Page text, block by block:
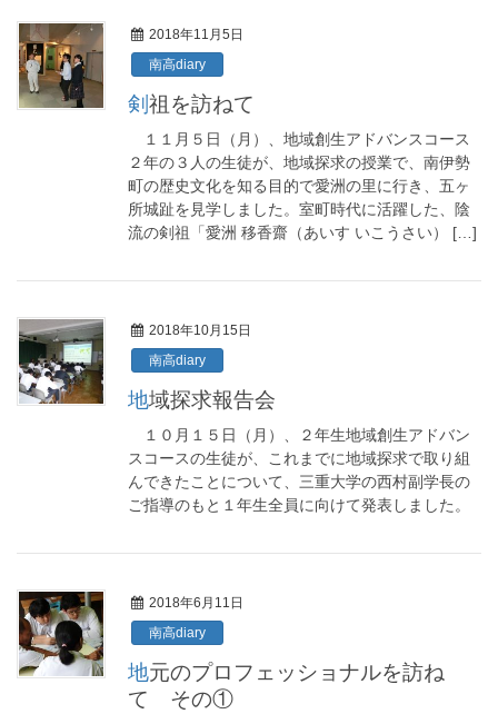
2018年11月5日
南高diary
剣祖を訪ねて
１１月５日（月）、地域創生アドバンスコース
２年の３人の生徒が、地域探求の授業で、南伊勢
町の歴史文化を知る目的で愛洲の里に行き、五ヶ
所城趾を見学しました。室町時代に活躍した、陰
流の剣祖「愛洲 移香齋（あいす いこうさい） […]
2018年10月15日
南高diary
地域探求報告会
１０月１５日（月）、２年生地域創生アドバン
スコースの生徒が、これまでに地域探求で取り組
んできたことについて、三重大学の西村副学長の
ご指導のもと１年生全員に向けて発表しました。
2018年6月11日
南高diary
地元のプロフェッショナルを訪ね
て その①